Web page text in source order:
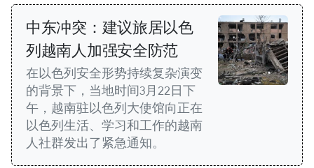
中东冲突：建议旅居以色
列越南人加强安全防范
在以色列安全形势持续复杂演变
的背景下，当地时间3月22日下
午，越南驻以色列大使馆向正在
以色列生活、学习和工作的越南
人社群发出了紧急通知。